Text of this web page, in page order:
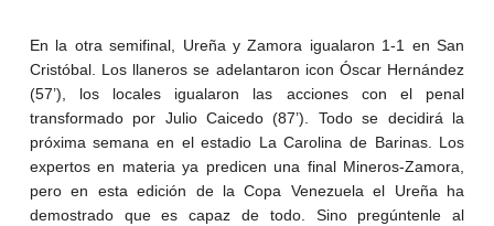
En la otra semifinal, Ureña y Zamora igualaron 1-1 en San
Cristóbal. Los llaneros se adelantaron icon Óscar Hernández
(57’), los locales igualaron las acciones con el penal
transformado por Julio Caicedo (87’). Todo se decidirá la
próxima semana en el estadio La Carolina de Barinas. Los
expertos en materia ya predicen una final Mineros-Zamora,
pero en esta edición de la Copa Venezuela el Ureña ha
demostrado que es capaz de todo. Sino pregúntenle al